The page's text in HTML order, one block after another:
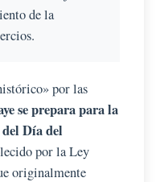
de la
por las
se prepara para la
Día del
por la Ley
originalmente